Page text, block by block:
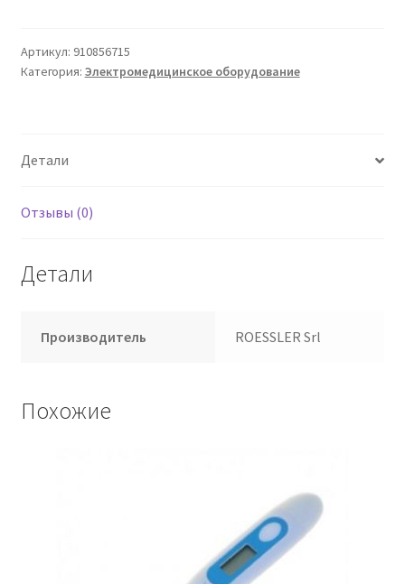
Карика. Макс5-
830
Артикул: 910856715
Категория: Электромедицинское оборудование
Детали
Отзывы (0)
Детали
Производитель ROESSLER Srl
Похожие